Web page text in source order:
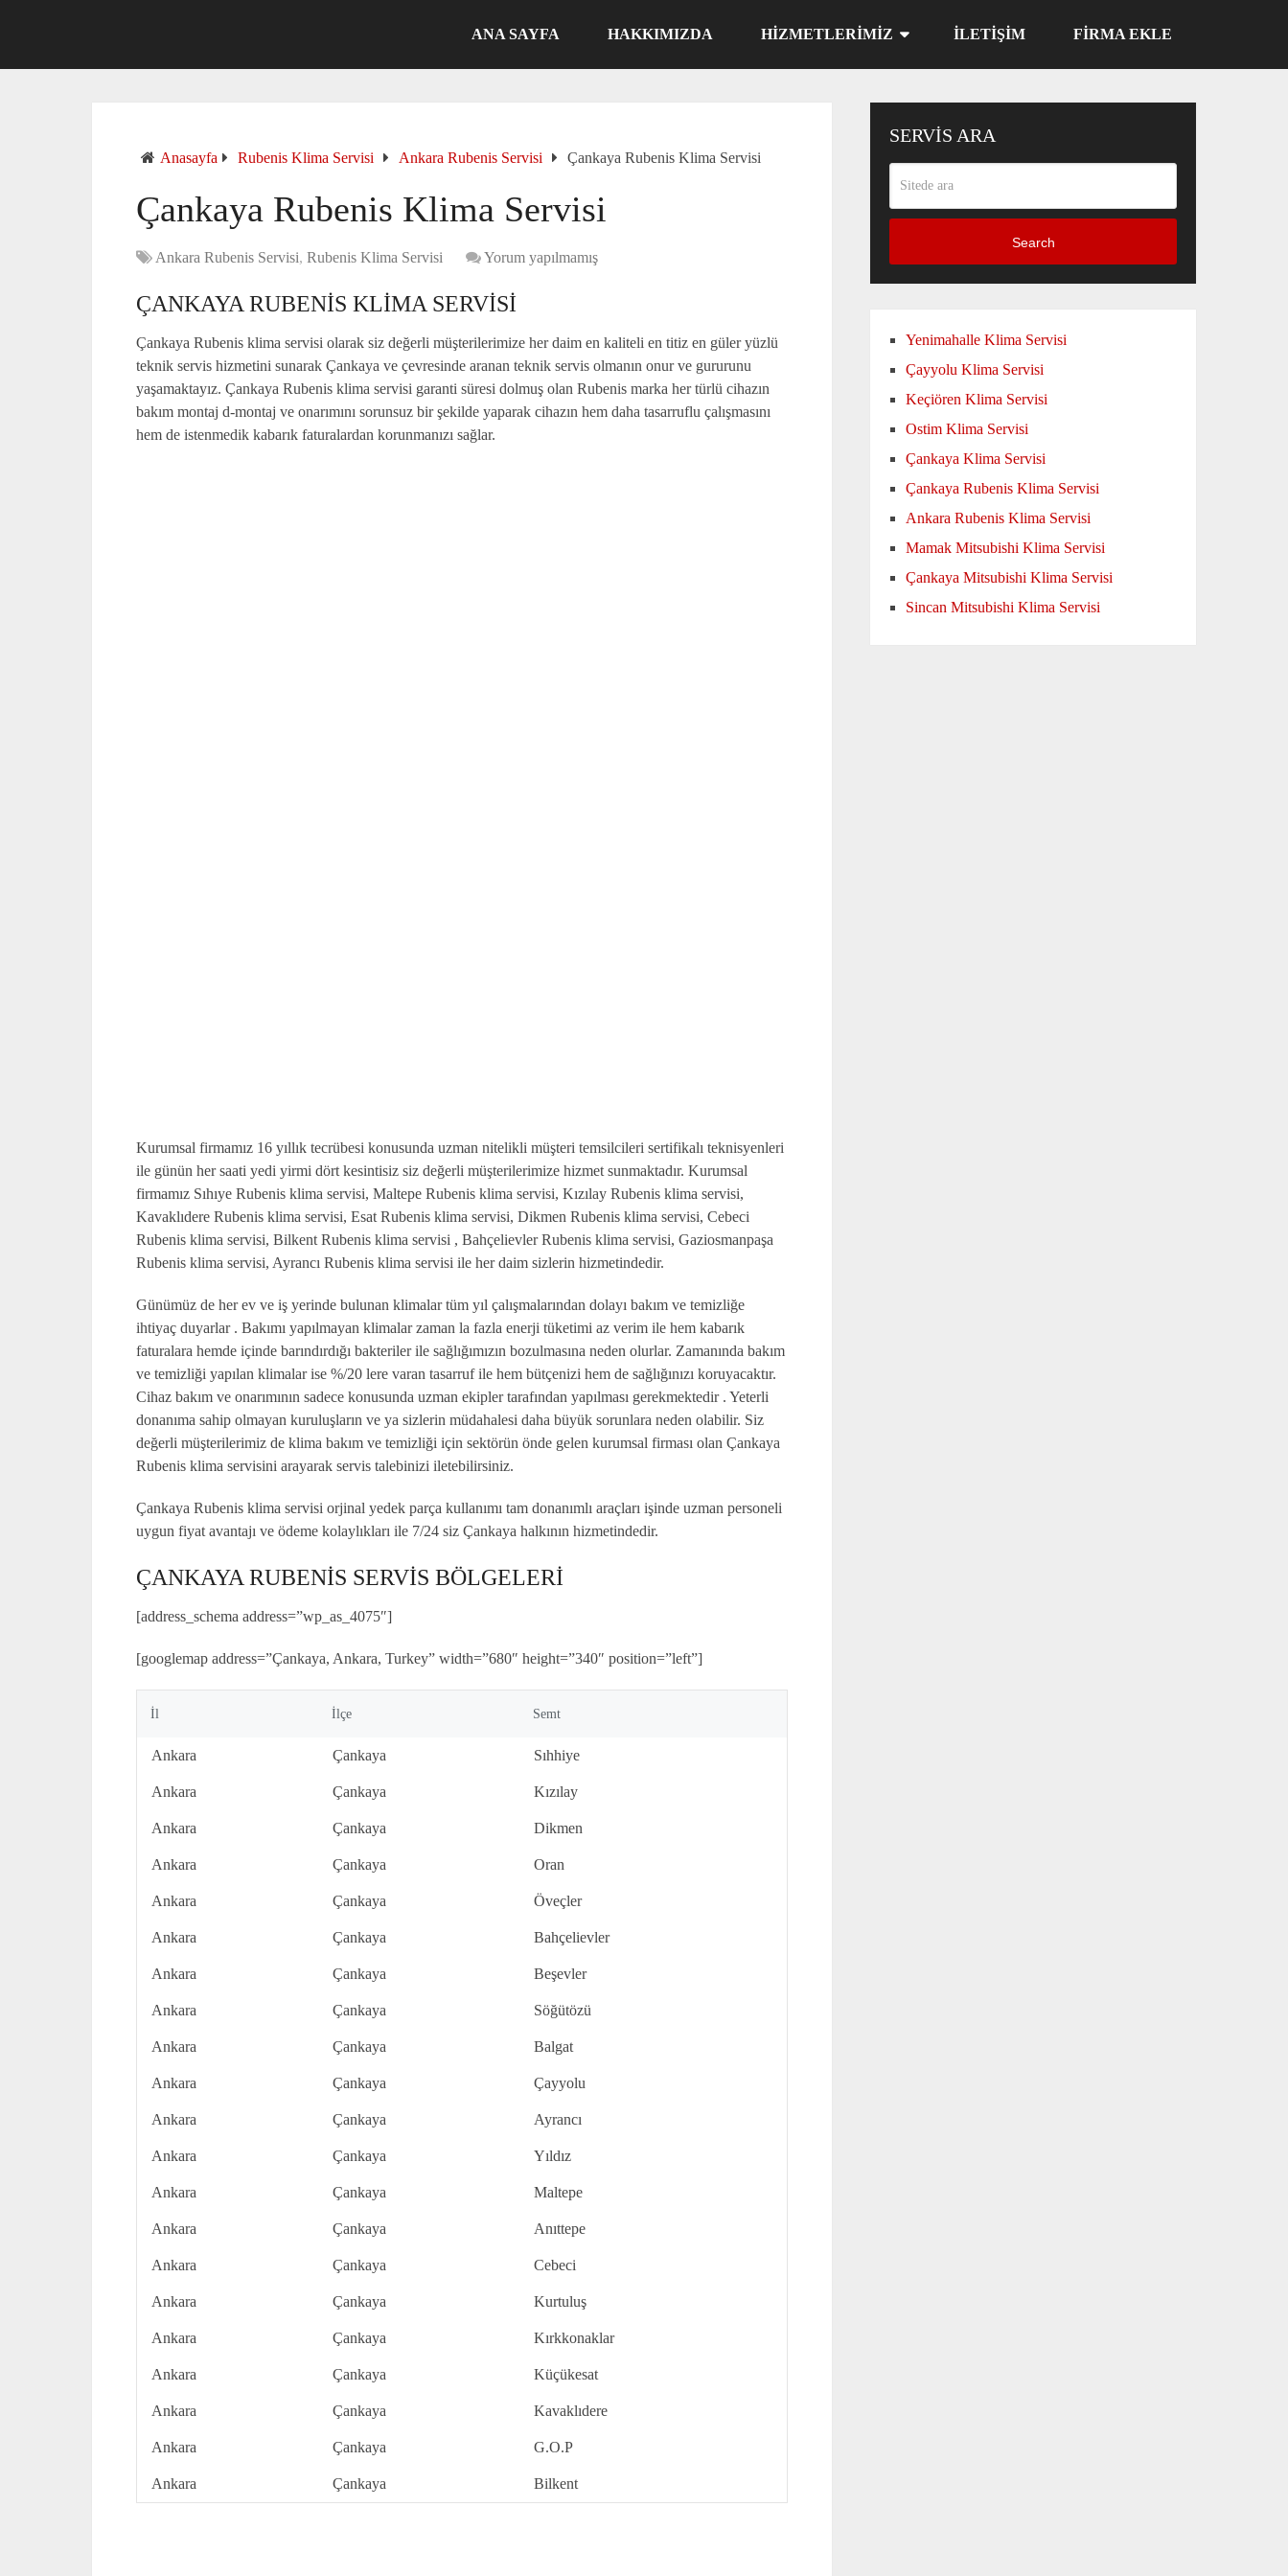
ANA SAYFA HAKKIMIZDA HIZMETLERIMIZ İLETIŞIM FIRMA EKLE
Anasayfa Rubenis Klima Servisi Ankara Rubenis Servisi Çankaya Rubenis Klima Servisi
Çankaya Rubenis Klima Servisi
Ankara Rubenis Servisi, Rubenis Klima Servisi Yorum yapılmamış
ÇANKAYA RUBENIS KLIMA SERVISI
Çankaya Rubenis klima servisi olarak siz değerli müşterilerimize her daim en kaliteli en titiz en güler yüzlü
teknik servis hizmetini sunarak Çankaya ve çevresinde aranan teknik servis olmanın onur ve gururunu
yaşamaktayız. Çankaya Rubenis klima servisi garanti süresi dolmuş olan Rubenis marka her türlü cihazın
bakım montaj d-montaj ve onarımını sorunsuz bir şekilde yaparak cihazın hem daha tasarruflu çalışmasını
hem de istenmedik kabarık faturalardan korunmanızı sağlar.
Kurumsal firmamız 16 yıllık tecrübesi konusunda uzman nitelikli müşteri temsilcileri sertifikalı teknisyenleri
ile günün her saati yedi yirmi dört kesintisiz siz değerli müşterilerimize hizmet sunmaktadır. Kurumsal
firmamız Sıhıye Rubenis klima servisi, Maltepe Rubenis klima servisi, Kızılay Rubenis klima servisi,
Kavaklıdere Rubenis klima servisi, Esat Rubenis klima servisi, Dikmen Rubenis klima servisi, Cebeci
Rubenis klima servisi, Bilkent Rubenis klima servisi , Bahçelievler Rubenis klima servisi, Gaziosmanpaşa
Rubenis klima servisi, Ayrancı Rubenis klima servisi ile her daim sizlerin hizmetindedir.
Günümüz de her ev ve iş yerinde bulunan klimalar tüm yıl çalışmalarından dolayı bakım ve temizliğe
ihtiyaç duyarlar . Bakımı yapılmayan klimalar zaman la fazla enerji tüketimi az verim ile hem kabarık
faturalara hemde içinde barındırdığı bakteriler ile sağlığımızın bozulmasına neden olurlar. Zamanında bakım
ve temizliği yapılan klimalar ise %/20 lere varan tasarruf ile hem bütçenizi hem de sağlığınızı koruyacaktır.
Cihaz bakım ve onarımının sadece konusunda uzman ekipler tarafından yapılması gerekmektedir . Yeterli
donanıma sahip olmayan kuruluşların ve ya sizlerin müdahalesi daha büyük sorunlara neden olabilir. Siz
değerli müşterilerimiz de klima bakım ve temizliği için sektörün önde gelen kurumsal firması olan Çankaya
Rubenis klima servisini arayarak servis talebinizi iletebilirsiniz.
Çankaya Rubenis klima servisi orjinal yedek parça kullanımı tam donanımlı araçları işinde uzman personeli
uygun fiyat avantajı ve ödeme kolaylıkları ile 7/24 siz Çankaya halkının hizmetindedir.
ÇANKAYA RUBENİS SERVİS BÖLGELERİ
[address_schema address=”wp_as_4075″]
[googlemap address=”Çankaya, Ankara, Turkey” width=”680″ height=”340″ position=”left”]
İl İlçe Semt
Ankara Çankaya Sıhhiye
Ankara Çankaya Kızılay
Ankara Çankaya Dikmen
Ankara Çankaya Oran
Ankara Çankaya Öveçler
Ankara Çankaya Bahçelievler
Ankara Çankaya Beşevler
Ankara Çankaya Söğütözü
Ankara Çankaya Balgat
Ankara Çankaya Çayyolu
Ankara Çankaya Ayrancı
Ankara Çankaya Yıldız
Ankara Çankaya Maltepe
Ankara Çankaya Anıttepe
Ankara Çankaya Cebeci
Ankara Çankaya Kurtuluş
Ankara Çankaya Kırkkonaklar
Ankara Çankaya Küçükesat
Ankara Çankaya Kavaklıdere
Ankara Çankaya G.O.P
Ankara Çankaya Bilkent
SERVIS ARA
Search
Yenimahalle Klima Servisi
Çayyolu Klima Servisi
Keçiören Klima Servisi
Ostim Klima Servisi
Çankaya Klima Servisi
Çankaya Rubenis Klima Servisi
Ankara Rubenis Klima Servisi
Mamak Mitsubishi Klima Servisi
Çankaya Mitsubishi Klima Servisi
Sincan Mitsubishi Klima Servisi